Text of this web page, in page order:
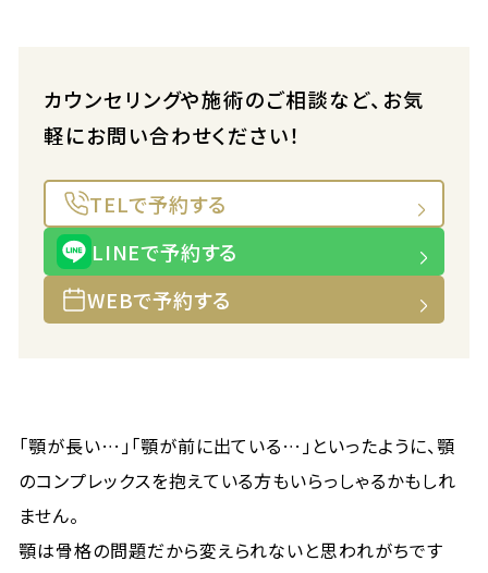
カウンセリングや施術のご相談など、お気
軽にお問い合わせください！
TELで予約する
LINEで予約する
WEBで予約する
「顎が長い…」「顎が前に出ている…」といったように、顎
のコンプレックスを抱えている方もいらっしゃるかもしれ
ません。
顎は骨格の問題だから変えられないと思われがちです